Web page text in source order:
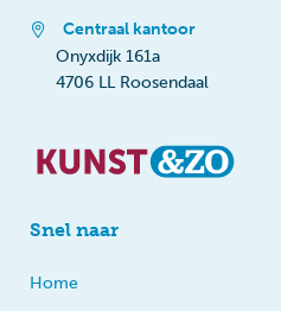
Centraal kantoor
Onyxdijk 161a
4706 LL Roosendaal
Snel naar
Home